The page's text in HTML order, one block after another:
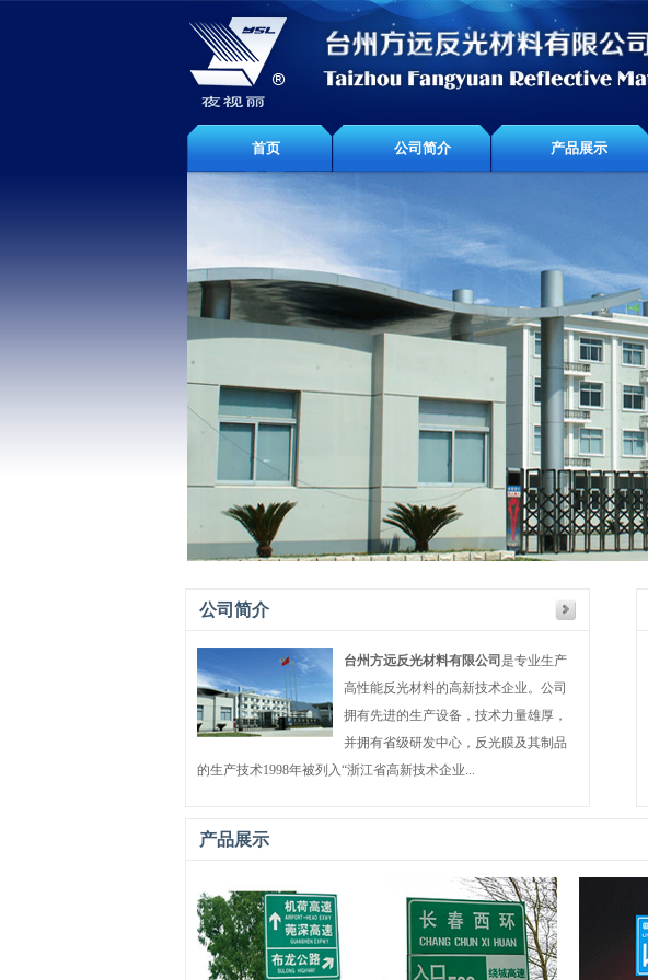
首页 公司简介 产品展示
公司简介
台州方远反光材料有限公司 是专业生产
高性能反光材料的高新技术企业。公司
拥有先进的生产设备，技术力量雄厚，
并拥有省级研发中心，反光膜及其制品
的生产技术1998年被列入“浙江省高新技术企业...
产品展示